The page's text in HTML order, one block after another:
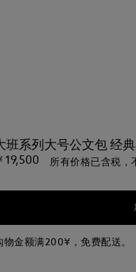
班系列大号公文包 经
19,500 所有价格已含税，
物金额满200¥，免费配送。